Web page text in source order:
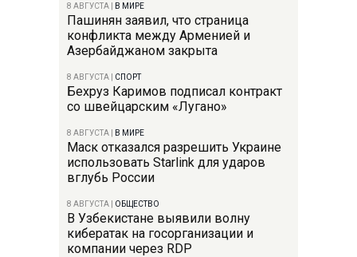
8 АВГУСТА В МИРЕ
Пашинян заявил, что страница
конфликта между Арменией и
Азербайджаном закрыта
8 АВГУСТА СПОРТ
Бехруз Каримов подписал контракт
со швейцарским «Лугано»
8 АВГУСТА В МИРЕ
Маск отказался разрешить Украине
использовать Starlink для ударов
вглубь России
8 АВГУСТА ОБЩЕСТВО
В Узбекистане выявили волну
кибератак на госорганизации и
компании через RDP